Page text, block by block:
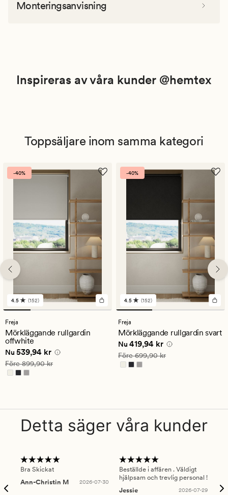
Monteringsanvisning
Inspireras av våra kunder @hemtex
Toppsäljare inom samma kategori
-40%
152
omdömen
med
ett
genomsnittligt
betyg
på
4.5
4.5 (152)
Freja
Mörkläggande rullgardin
offwhite
Nuvarande pris
Nu 539,94 kr
Ordinarie pris 899,90 kr
Före899,90 kr
-40%
152
omdömen
med
ett
genomsnittligt
betyg
på
4.5
4.5 (152)
Freja
Mörkläggande rullgardin svart
Nuvarande pris
Nu 419,94 kr
Ordinarie pris 699,90 kr
Före699,90 kr
Detta säger våra kunder
Bra Skickat
Ann-Christin M
2026-07-30
Beställde i affären . Väldigt
hjälpsam och trevlig personal !
Jessie
2026-07-29